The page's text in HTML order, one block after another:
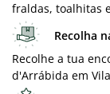
fraldas, toalhitas
Recolha
Recolhe a tua
d'Arrábida em